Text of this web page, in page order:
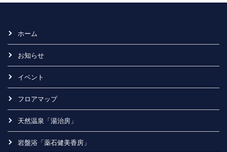
ホーム
お知らせ
イベント
フロアマップ
天然温泉「湯治房」
岩盤浴「薬石健美香房」